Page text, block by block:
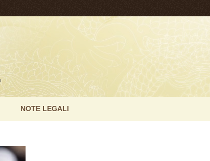
NOTE LEGALI